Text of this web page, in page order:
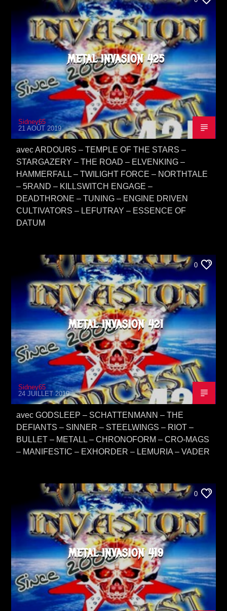
METAL INVASION 425
Sidney65
21 AOÛT 2019
avec ARDOURS – TEMPLE OF THE STARS –
STARGAZERY – THE ROAD – ELVENKING –
HAMMERFALL – TWILIGHT FORCE – NORTHTALE
– 5RAND – KILLSWITCH ENGAGE –
DEADTHRONE – TUNING – ENGINE DRIVEN
CULTIVATORS – LEFUTRAY – ESSENCE OF
DATUM
0
METAL INVASION 421
Sidney65
24 JUILLET 2019
avec GODSLEEP – SCHATTENMANN – THE
DEFIANTS – SINNER – STEELWINGS – RIOT –
BULLET – METALL – CHRONOFORM – CRO-MAGS
– MANIFESTIC – EXHORDER – LEMURIA – VADER
0
METAL INVASION 419